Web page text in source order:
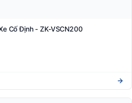
Cố Định - ZK-VSCN200